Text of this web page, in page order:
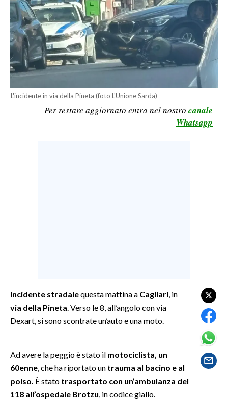
POLITICA
ECONOMIA
SERVIZI ALLE IMPRESE
LAVORO
SPORT IN SARDEGNA
SPETTACOLI
SALUTE
SARDEGNA TURISMO
L'incidente in via della Pineta (foto L'Unione Sarda)
Per restare aggiornato entra nel nostro canale
Whatsapp
Incidente stradalequesta mattina a Cagliari , in
via della Pineta . Verso le 8, all’angolo con via
Dexart, si sono scontrate un’auto e una moto.
Ad avere la peggio è stato il motociclista, un
60enne , che ha riportato un trauma al bacino e al
polso. È stato trasportato con un’ambulanza del
118 all’ospedale Brotzu , in codice giallo.